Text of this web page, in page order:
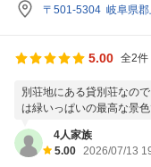
〒501-5304 岐阜県
5.00 全2件
別荘地にある貸別荘なの
は緑いっぱいの最高な景
4人家族
5.00 2026/07/13